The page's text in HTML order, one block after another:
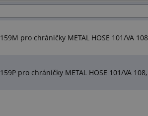
pro chráničky METAL HOSE 101/VA
pro chráničky METAL HOSE 101/VA